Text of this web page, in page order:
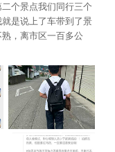
个景点我们同行三个
是说上了车带到了景
，离市区一百多公
国人，特别在国外，
对接的人也是让你自己
最后的景点找他们的
实际三点多就走了，上
游玩时间最多两小时，
烈推荐能自由行就自